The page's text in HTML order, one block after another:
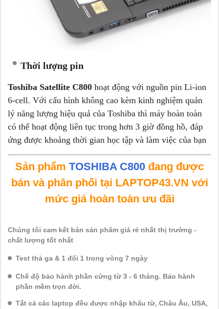
Thời lượng pin
Toshiba Satellite C800 hoạt động với nguồn pin Li-ion
6-cell. Với cấu hình không cao kèm kinh nghiệm quản
lý năng lượng hiệu quả của Toshiba thì máy hoàn toàn
có thể hoạt động liên tục trong hơn 3 giờ đồng hồ, đáp
ứng được khoảng thời gian học tập và làm việc của bạn
Sản phẩm TOSHIBA C800 đang được
bán và phân phối tại LAPTOP43.VN với
mức giá hoàn toàn ưu đãi
Chúng tôi cam kết bán sản phẩm giá rẻ nhất thị trường -
chất lượng tốt nhất
Test thả ga & 1 đổi 1 trong vòng 7 ngày
Chế độ bảo hành phần cứng từ 3 - 6 tháng. Bảo hành
phần mềm trọn đời.
Tất cả các laptop đều được nhập khẩu từ, Châu Âu, USA,